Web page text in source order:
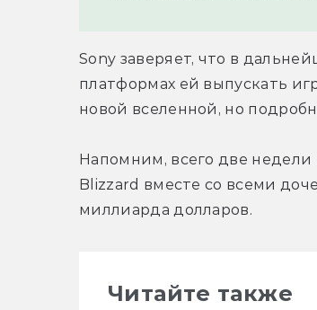
Sony заверяет, что в
платформах ей выпускать
новой вселенной, но
Напомним, всего две недели
Blizzard вместе со всеми
миллиарда долларов.
Читайте также